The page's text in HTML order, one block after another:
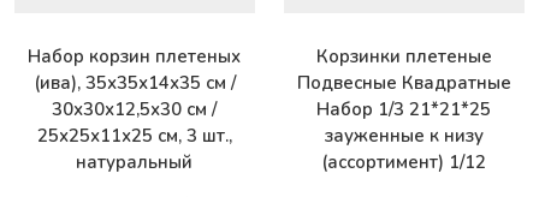
Набор корзин плетеных
(ива), 35х35х14х35 см /
30х30х12,5х30 см /
25х25х11х25 см, 3 шт.,
натуральный
Корзинки плетеные
Подвесные Квадратные
Набор 1/3 21*21*25
зауженные к низу
(ассортимент) 1/12